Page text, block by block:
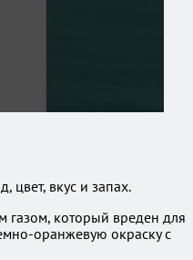
цвет, вкус и запах.
газом, который вреден для
оранжевую окраску с